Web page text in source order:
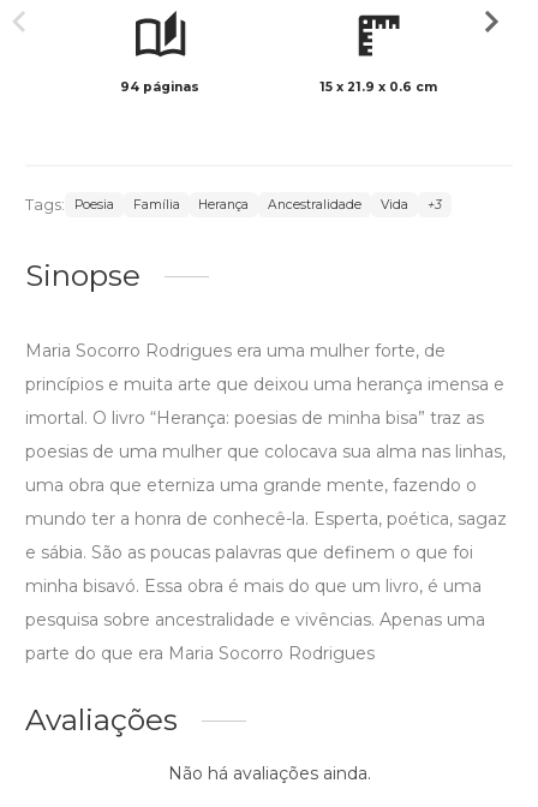
94 páginas 15 x 21.9 x 0.6 cm
Tags: Poesia Família Herança Ancestralidade Vida +3
Sinopse
Maria Socorro Rodrigues era uma mulher forte, de
princípios e muita arte que deixou uma herança imensa e
imortal. O livro “Herança: poesias de minha bisa” traz as
poesias de uma mulher que colocava sua alma nas linhas,
uma obra que eterniza uma grande mente, fazendo o
mundo ter a honra de conhecê-la. Esperta, poética, sagaz
e sábia. São as poucas palavras que definem o que foi
minha bisavó. Essa obra é mais do que um livro, é uma
pesquisa sobre ancestralidade e vivências. Apenas uma
parte do que era Maria Socorro Rodrigues
Avaliações
Não há avaliações ainda.